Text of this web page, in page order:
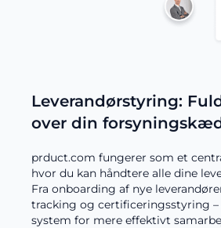
Leverandørstyring:
over din
prduct.com fungerer som et
hvor du kan håndtere alle dine
Fra onboarding af nye
tracking og certificeringsstyring
system for mere effektivt